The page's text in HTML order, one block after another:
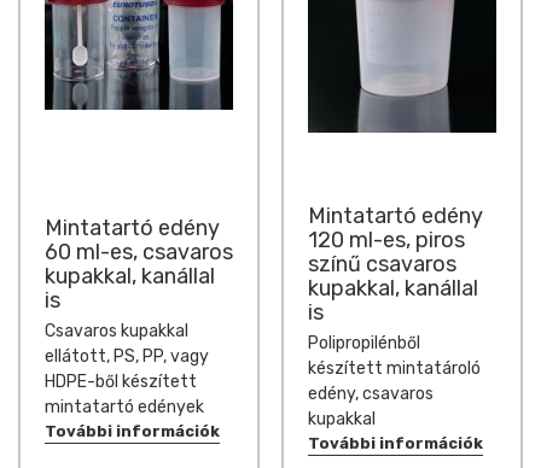
Mintatartó edény
60 ml-es, csavaros
kupakkal, kanállal
is
Csavaros kupakkal
ellátott, PS, PP, vagy
HDPE-ből készített
mintatartó edények
További információk
Mintatartó edény
120 ml-es, piros
színű csavaros
kupakkal, kanállal
is
Polipropilénből
készített mintatároló
edény, csavaros
kupakkal
További információk